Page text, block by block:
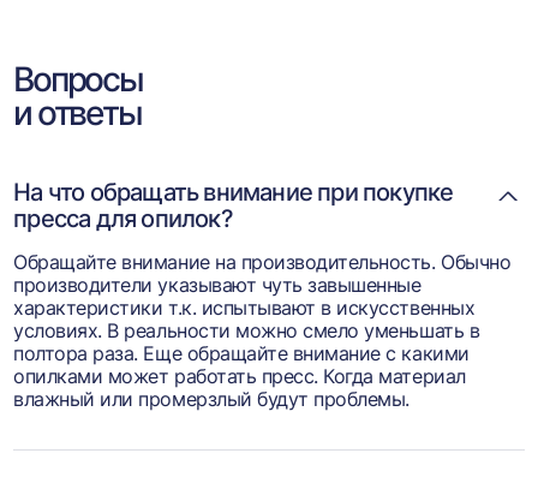
Вопросы
и ответы
На что обращать внимание при покупке
пресса для опилок?
Обращайте внимание на производительность. Обычно
производители указывают чуть завышенные
характеристики т.к. испытывают в искусственных
условиях. В реальности можно смело уменьшать в
полтора раза. Еще обращайте внимание с какими
опилками может работать пресс. Когда материал
влажный или промерзлый будут проблемы.